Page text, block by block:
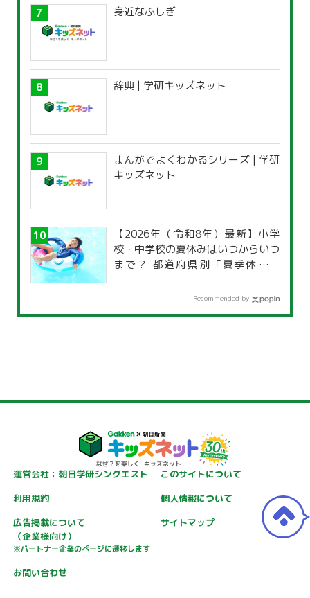
身近なふしぎ
辞典 | 学研キッズネット
まんがでよくわかるシリーズ | 学研
キッズネット
【2026年（令和8年）最新】小学
校・中学校の夏休みはいつからいつ
まで？ 都道府県別「夏季休暇一
Recommended by
運営会社：朝日学研シンクエスト
このサイトについて
利用規約
個人情報について
広告掲載について
（企業様向け）
※パートナー企業のページに遷移します
サイトマップ
お問い合わせ